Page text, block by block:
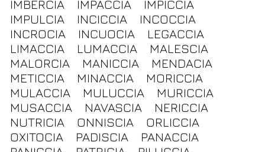
IMBERCIA
IMPACCIA
IMPICCIA
IMPULCIA
INCICCIA
INCOCCIA
INCROCIA
INCUOCIA
LEGACCIA
LIMACCIA
LUMACCIA
MALESCIA
MALORCIA
MANICCIA
MENDACIA
METICCIA
MINACCIA
MORICCIA
MULACCIA
MULUCCIA
MURICCIA
MUSACCIA
NAVASCIA
NERICCIA
NUTRICIA
ONNISCIA
ORLICCIA
OXITOCIA
PADISCIA
PANACCIA